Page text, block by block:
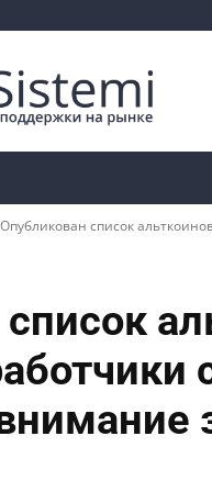
Опубликован список